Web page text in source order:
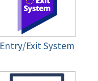
Entry/Exit System